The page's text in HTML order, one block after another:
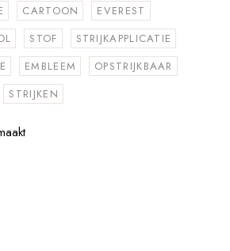
CARTOON
EVEREST
STOF
STRIJKAPPLICATIE
EMBLEEM
OPSTRIJKBAAR
STRIJKEN